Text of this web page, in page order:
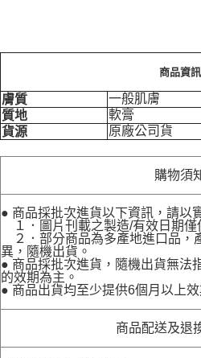
商品資訊
膚質
一般肌膚
質地
軟膏
貨源
原廠公司貨
購物須
● 商品採批次進貨以下資訊，請以
１．圖片刊載之製造/有效日期僅
２．部分商品為多產地進口品，
異，隨機出貨。
● 商品採批次進貨，隨機出貨無法
的效期為主。
● 商品出貨均至少提供6個月以上效
商品配送及退